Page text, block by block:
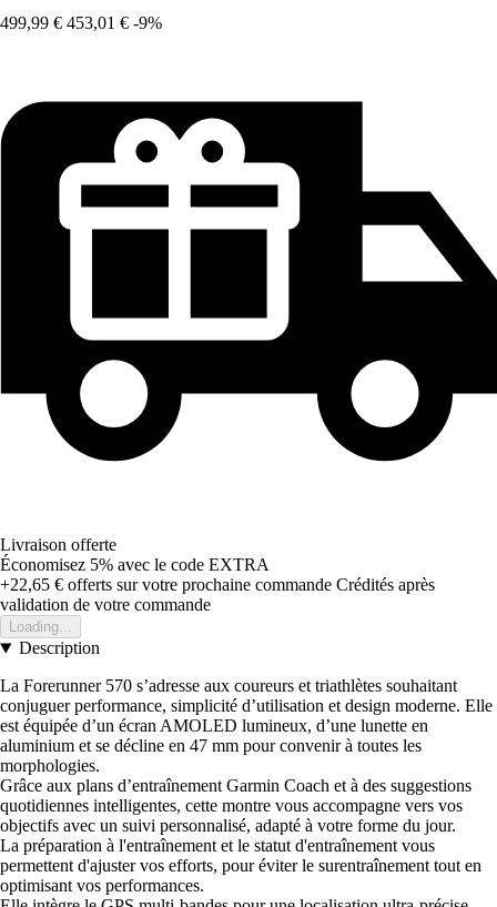
499,99 € 453,01 € -9%
Livraison offerte
Économisez 5% avec le code EXTRA
+22,65 € offerts sur votre prochaine commande Crédités après
validation de votre commande
Loading...
Description
La Forerunner 570 s’adresse aux coureurs et triathlètes souhaitant
conjuguer performance, simplicité d’utilisation et design moderne. Elle
est équipée d’un écran AMOLED lumineux, d’une lunette en
aluminium et se décline en 47 mm pour convenir à toutes les
morphologies.
Grâce aux plans d’entraînement Garmin Coach et à des suggestions
quotidiennes intelligentes, cette montre vous accompagne vers vos
objectifs avec un suivi personnalisé, adapté à votre forme du jour.
La préparation à l'entraînement et le statut d'entraînement vous
permettent d'ajuster vos efforts, pour éviter le surentraînement tout en
optimisant vos performances.